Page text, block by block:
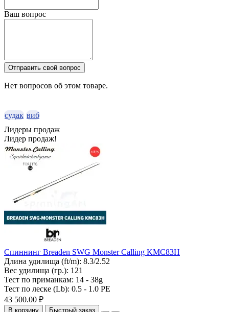
Ваш вопрос
Отправить свой вопрос
Нет вопросов об этом товаре.
судак виб
Лидеры продаж
Лидер продаж!
Спиннинг Breaden SWG Monster Calling KMC83H
Длина удилища (ft/m): 8.3/2.52
Вес удилища (гр.): 121
Тест по приманкам: 14 - 38g
Тест по леске (Lb): 0.5 - 1.0 PE
43 500.00 ₽
В корзину Быстрый заказ